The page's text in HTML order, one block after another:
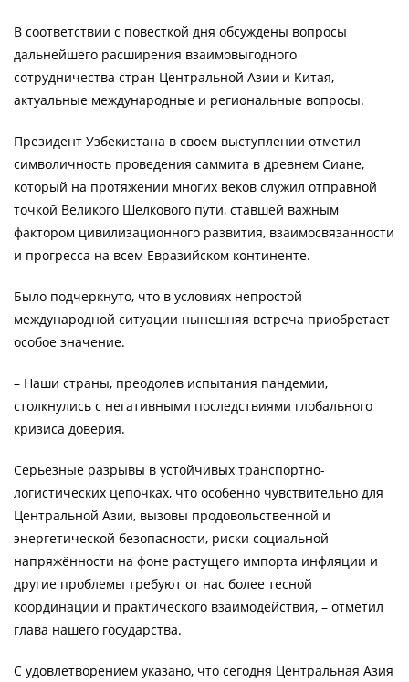
В соответствии с повесткой дня обсуждены вопросы
дальнейшего расширения взаимовыгодного
сотрудничества стран Центральной Азии и Китая,
актуальные международные и региональные вопросы.
Президент Узбекистана в своем выступлении отметил
символичность проведения саммита в древнем Сиане,
который на протяжении многих веков служил отправной
точкой Великого Шелкового пути, ставшей важным
фактором цивилизационного развития, взаимосвязанности
и прогресса на всем Евразийском континенте.
Было подчеркнуто, что в условиях непростой
международной ситуации нынешняя встреча приобретает
особое значение.
– Наши страны, преодолев испытания пандемии,
столкнулись с негативными последствиями глобального
кризиса доверия.
Серьезные разрывы в устойчивых транспортно-
логистических цепочках, что особенно чувствительно для
Центральной Азии, вызовы продовольственной и
энергетической безопасности, риски социальной
напряжённости на фоне растущего импорта инфляции и
другие проблемы требуют от нас более тесной
координации и практического взаимодействия, – отметил
глава нашего государства.
С удовлетворением указано, что сегодня Центральная Азия